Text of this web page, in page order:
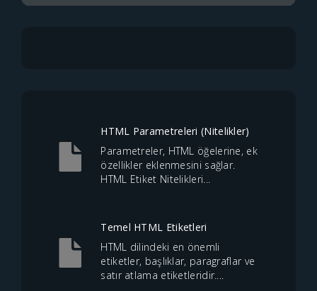
HTML Parametreleri (Nitelikler)
Parametreler, HTML öğelerine, ek
özellikler eklenmesini sağlar.
HTML Etiket Nitelikleri...
Temel HTML Etiketleri
HTML dilindeki en önemli
etiketler, başlıklar, paragraflar ve
satır atlama etiketleridir....